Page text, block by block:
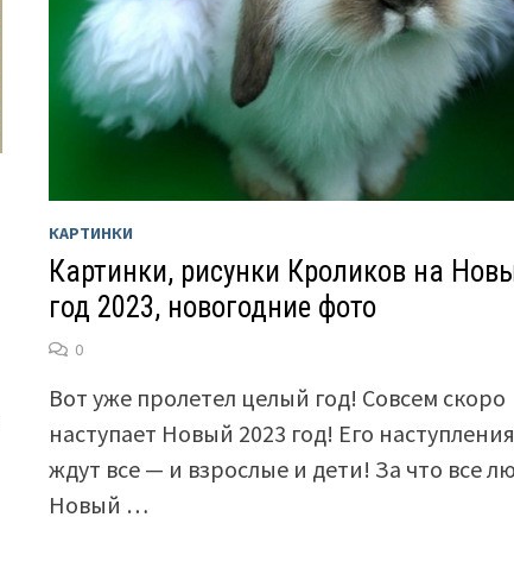
КАРТИНКИ
Картинки, рисунки Кроликов на
год 2023, новогодние фото
0
Вот уже пролетел целый год! Совсем скоро
наступает Новый 2023 год! Его наступления
ждут все — и взрослые и дети! За что все
Новый …